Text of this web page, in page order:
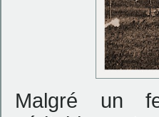
Malgré un